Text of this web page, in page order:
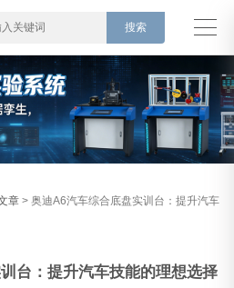
章 > 奥迪A6汽车综合底盘实训台：提升汽车
台：提升汽车技能的理想选择